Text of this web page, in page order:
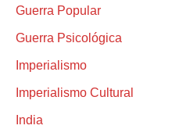
Guerra Popular
Guerra Psicológica
Imperialismo
Imperialismo Cultural
India